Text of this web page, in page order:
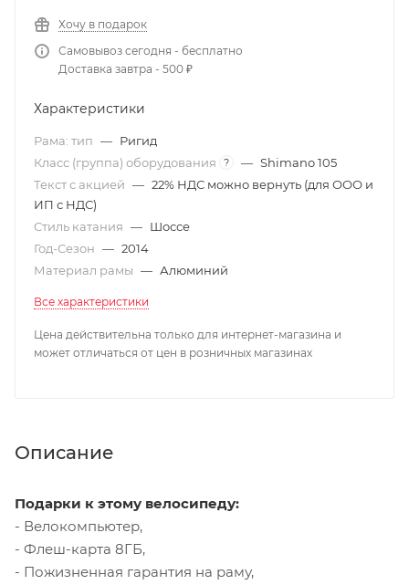
Хочу в подарок
Самовывоз сегодня - бесплатно
Доставка завтра - 500 ₽
Характеристики
Рама: тип — Ригид
Класс (группа) оборудования
? — Shimano 105
Текст с акцией — 22% НДС можно вернуть (для ООО и
ИП с НДС)
Стиль катания — Шоссе
Год-Сезон — 2014
Материал рамы — Алюминий
Все характеристики
Цена действительна только для интернет-магазина и
может отличаться от цен в розничных магазинах
Описание
Подарки к этому велосипеду:
- Велокомпьютер,
- Флеш-карта 8ГБ,
- Пожизненная гарантия на раму,